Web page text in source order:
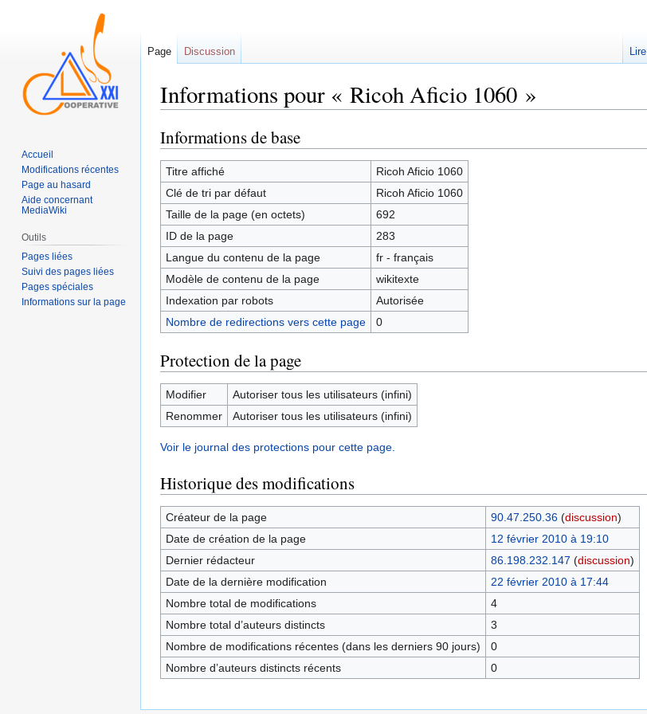
Informations pour « Ricoh Aficio 1060 »
Sauter
à
la
navigation
Sauter
à
la
recherche
Informations de base
Titre affiché
Ricoh Aficio 1060
Clé de tri par défaut
Ricoh Aficio 1060
Taille de la page (en octets)
692
ID de la page
283
Langue du contenu de la page
fr - français
Modèle de contenu de la page
wikitexte
Indexation par robots
Autorisée
Nombre de redirections vers cette page
0
Protection de la page
Modifier
Autoriser tous les utilisateurs (infini)
Renommer
Autoriser tous les utilisateurs (infini)
Voir le journal des protections pour cette page.
Historique des modifications
Créateur de la page 90.47.250.36 (discussion)
Date de création de la page
12 février 2010 à 19:10
Dernier rédacteur
86.198.232.147 (discussion)
Date de la dernière modification
22 février 2010 à 17:44
Nombre total de modifications
4
Nombre total d’auteurs distincts
3
Nombre de modifications récentes (dans les derniers 90 jours)
0
Nombre d’auteurs distincts récents
0
Page Discussion Lire
Accueil
Modifications récentes
Page au hasard
Aide concernant
MediaWiki
Outils
Pages liées
Suivi des pages liées
Pages spéciales
Informations sur la page